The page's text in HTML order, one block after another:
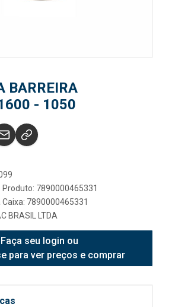
BARREIRA
- 1050
7890000465331
7890000465331
BRASIL LTDA
Faça seu login ou
para ver preços e comprar